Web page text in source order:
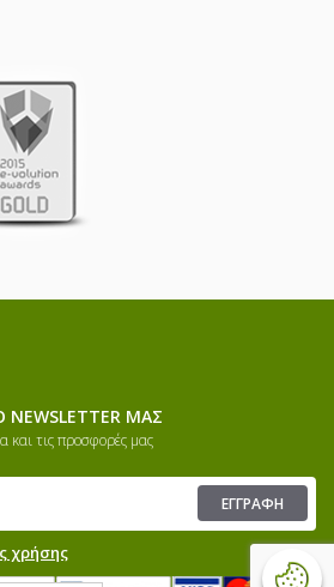
ΜΑΣ
και τις προσφορές μας
ΕΓΓΡΑΦΉ
χρήσης